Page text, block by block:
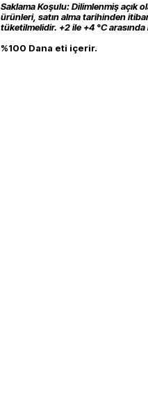
Saklama Koşulu: Dilimlenmiş açık
ürünleri, satın alma tarihinden
tüketilmelidir. +2 ile +4 °C
%100 Dana eti içerir.